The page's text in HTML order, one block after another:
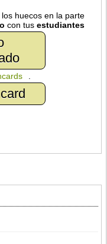
huecos en la parte
con tusestudiantes